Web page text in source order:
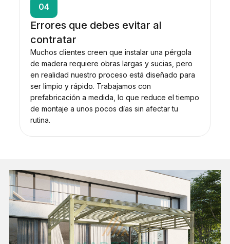
04
Errores que debes evitar al
contratar
Muchos clientes creen que instalar una pérgola
de madera requiere obras largas y sucias, pero
en realidad nuestro proceso está diseñado para
ser limpio y rápido. Trabajamos con
prefabricación a medida, lo que reduce el tiempo
de montaje a unos pocos días sin afectar tu
rutina.